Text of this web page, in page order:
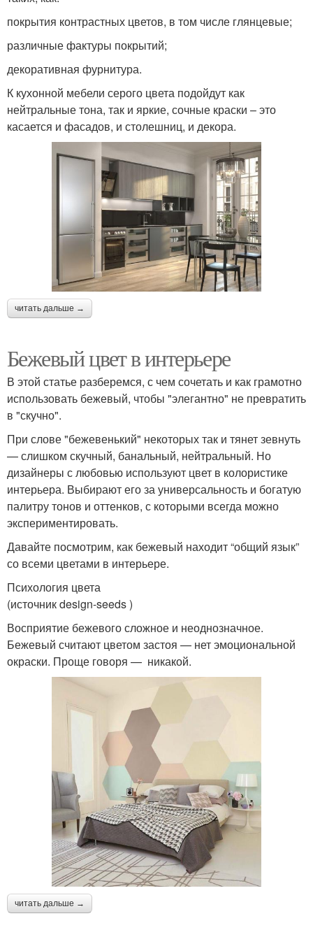
покрытия контрастных цветов, в том числе глянцевые;
различные фактуры покрытий;
декоративная фурнитура.
К кухонной мебели серого цвета подойдут как
нейтральные тона, так и яркие, сочные краски – это
касается и фасадов, и столешниц, и декора.
читать дальше →
Бежевый цвет в интерьере
В этой статье разберемся, с чем сочетать и как грамотно
использовать бежевый, чтобы "элегантно" не превратить
в "скучно".
При слове "бежевенький" некоторых так и тянет зевнуть
— слишком скучный, банальный, нейтральный. Но
дизайнеры с любовью используют цвет в колористике
интерьера. Выбирают его за универсальность и богатую
палитру тонов и оттенков, с которыми всегда можно
экспериментировать.
Давайте посмотрим, как бежевый находит “общий язык”
со всеми цветами в интерьере.
Психология цвета
(источник design-seeds )
Восприятие бежевого сложное и неоднозначное.
Бежевый считают цветом застоя — нет эмоциональной
окраски. Проще говоря — никакой.
читать дальше →